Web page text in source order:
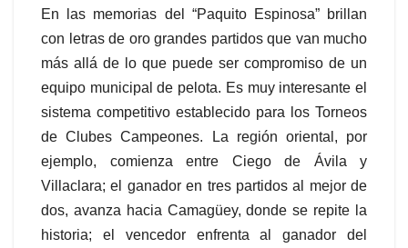
En las memorias del “Paquito Espinosa” brillan
con letras de oro grandes partidos que van mucho
más allá de lo que puede ser compromiso de un
equipo municipal de pelota. Es muy interesante el
sistema competitivo establecido para los Torneos
de Clubes Campeones. La región oriental, por
ejemplo, comienza entre Ciego de Ávila y
Villaclara; el ganador en tres partidos al mejor de
dos, avanza hacia Camagüey, donde se repite la
historia; el vencedor enfrenta al ganador del